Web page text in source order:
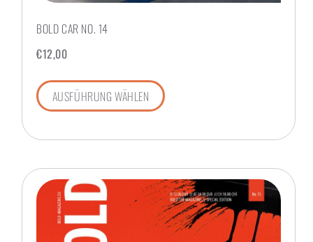
BOLD CAR NO. 14
€12,00
AUSFÜHRUNG WÄHLEN